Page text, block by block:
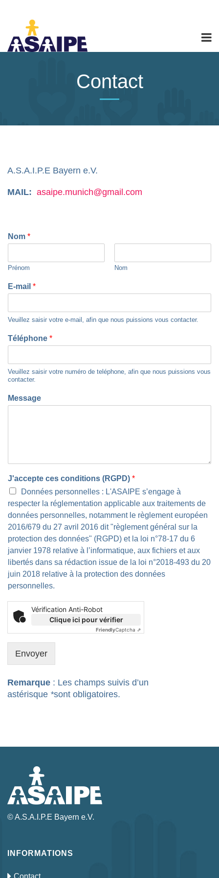
Contact
A.S.A.I.P.E Bayern e.V.
MAIL: asaipe.munich@gmail.com
Nom *
Prénom Nom
E-mail *
Veuillez saisir votre e-mail, afin que nous puissions vous contacter.
Téléphone *
Veuillez saisir votre numéro de teléphone, afin que nous puissions vous
contacter.
Message
J'accepte ces conditions (RGPD) *
Données personnelles : L'ASAIPE s’engage à
respecter la réglementation applicable aux traitements de
données personnelles, notamment le règlement européen
2016/679 du 27 avril 2016 dit "règlement général sur la
protection des données" (RGPD) et la loi n°78-17 du 6
janvier 1978 relative à l’informatique, aux fichiers et aux
libertés dans sa rédaction issue de la loi n°2018-493 du 20
juin 2018 relative à la protection des données
personnelles.
Vérification Anti-Robot
Clique ici pour vérifier
FriendlyCaptcha ⇗
Envoyer
Remarque : Les champs suivis d’un
astérisque *sont obligatoires.
© A.S.A.I.P.E Bayern e.V.
INFORMATIONS
Contact